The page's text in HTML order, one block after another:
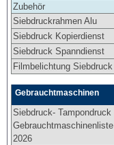
Zubehör
Siebdruckrahmen Alu
Siebdruck Kopierdienst
Siebdruck Spanndienst
Filmbelichtung Siebdruck
Gebrauchtmaschinen
Siebdruck- Tampondruck
Gebrauchtmaschinenliste
2026